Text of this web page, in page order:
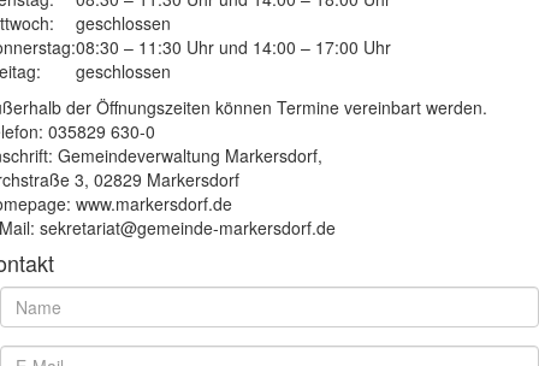
geschlossen
08:30 – 11:30 Uhr und 14:00 – 17:00 Uhr
geschlossen
der Öffnungszeiten können Termine vereinbart werden.
035829 630-0
Gemeindeverwaltung Markersdorf,
3, 02829 Markersdorf
www.markersdorf.de
sekretariat@gemeinde-markersdorf.de